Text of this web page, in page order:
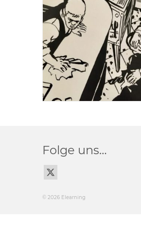
Folge uns…
© 2026 Elearning